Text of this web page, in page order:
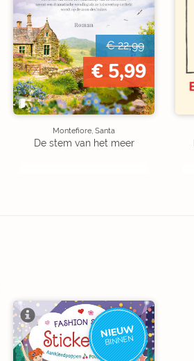
€ 22,99
€ 5,99
Montefiore, Santa
De stem van het meer
NIEUW
BINNEN